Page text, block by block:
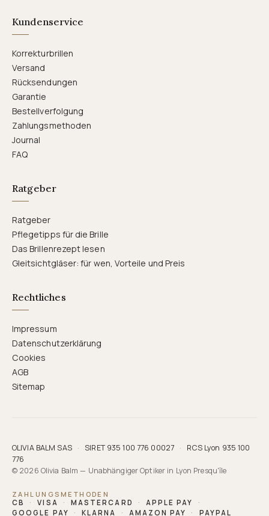
Kundenservice
Korrekturbrillen
Versand
Rücksendungen
Garantie
Bestellverfolgung
Zahlungsmethoden
Journal
FAQ
Ratgeber
Ratgeber
Pflegetipps für die Brille
Das Brillenrezept lesen
Gleitsichtgläser: für wen, Vorteile und Preis
Rechtliches
Impressum
Datenschutzerklärung
Cookies
AGB
Sitemap
OLIVIA BALM SAS · SIRET 935 100 776 00027 ·
RCS Lyon 935 100
776
© 2026 Olivia Balm — Unabhängiger Optiker in Lyon Presqu'île
ZAHLUNGSMETHODEN
CB
· VISA · MASTERCARD · APPLE PAY
·
GOOGLE PAY
· KLARNA · AMAZON PAY · PAYPAL